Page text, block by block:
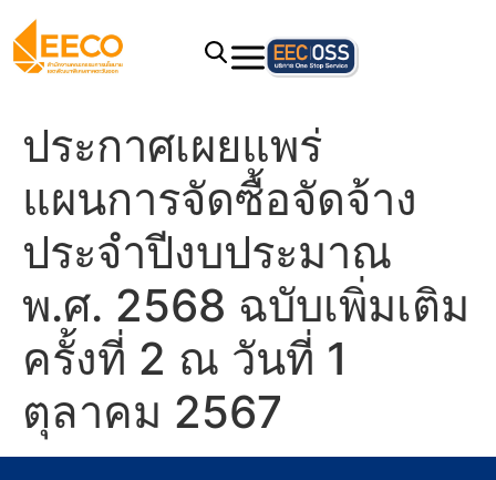
ประกาศเผยแพร่
แผนการจัดซื้อจัดจ้าง
ประจำปีงบประมาณ
พ.ศ. 2568 ฉบับเพิ่มเติม
ครั้งที่ 2 ณ วันที่ 1
ตุลาคม 2567